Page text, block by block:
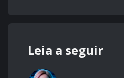
Leia a seguir